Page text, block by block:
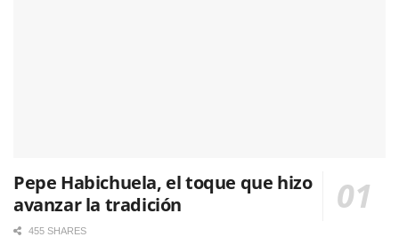
Pepe Habichuela, el toque que hizo
avanzar la tradición
455 SHARES